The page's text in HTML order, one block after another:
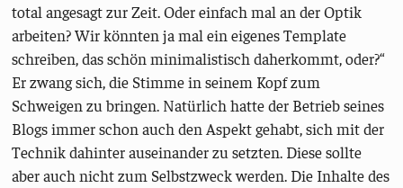
total angesagt zur Zeit. Oder einfach mal an der Optik
arbeiten? Wir könnten ja mal ein eigenes Template
schreiben, das schön minimalistisch daherkommt, oder?“
Er zwang sich, die Stimme in seinem Kopf zum
Schweigen zu bringen. Natürlich hatte der Betrieb seines
Blogs immer schon auch den Aspekt gehabt, sich mit der
Technik dahinter auseinander zu setzten. Diese sollte
aber auch nicht zum Selbstzweck werden. Die Inhalte des